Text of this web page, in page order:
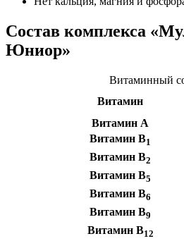
Состав комплекса
Юниор»
Витаминный
Витамин
Витамин А
Витамин B1
Витамин B2
Витамин B5
Витамин B6
Витамин B9
Витамин B12